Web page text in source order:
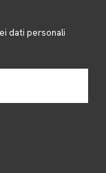
dati personali